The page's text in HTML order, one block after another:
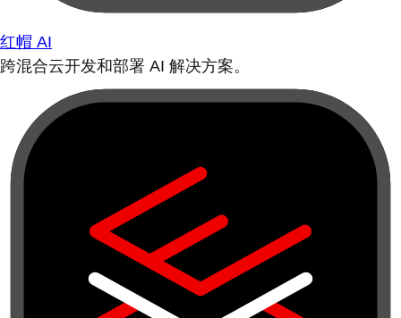
红帽 AI
跨混合云开发和部署 AI 解决方案。